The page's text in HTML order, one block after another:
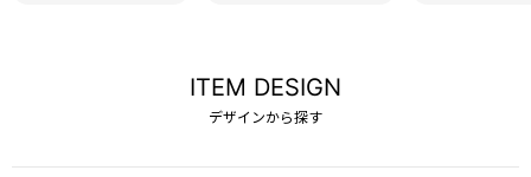
ITEM DESIGN
デザインから探す